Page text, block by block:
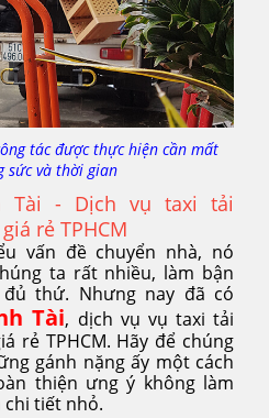
tác được thực hiện cần mất
sức và thời gian
Tài - Dịch vụ taxi tải
rẻ TPHCM
vấn đề chuyển nhà, nó
ta rất nhiều, làm bận
thứ. Nhưng nay đã có
Tài, dịch vụ vụ taxi tải
rẻ TPHCM. Hãy để chúng
gánh nặng ấy một cách
thiện ưng ý không làm
chi tiết nhỏ.